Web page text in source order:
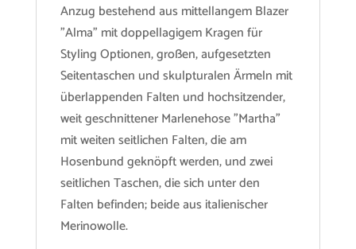
Anzug bestehend aus mittellangem Blazer
"Alma" mit doppellagigem Kragen für
Styling Optionen, großen, aufgesetzten
Seitentaschen und skulpturalen Ärmeln mit
überlappenden Falten und hochsitzender,
weit geschnittener Marlenehose "Martha"
mit weiten seitlichen Falten, die am
Hosenbund geknöpft werden, und zwei
seitlichen Taschen, die sich unter den
Falten befinden; beide aus italienischer
Merinowolle.